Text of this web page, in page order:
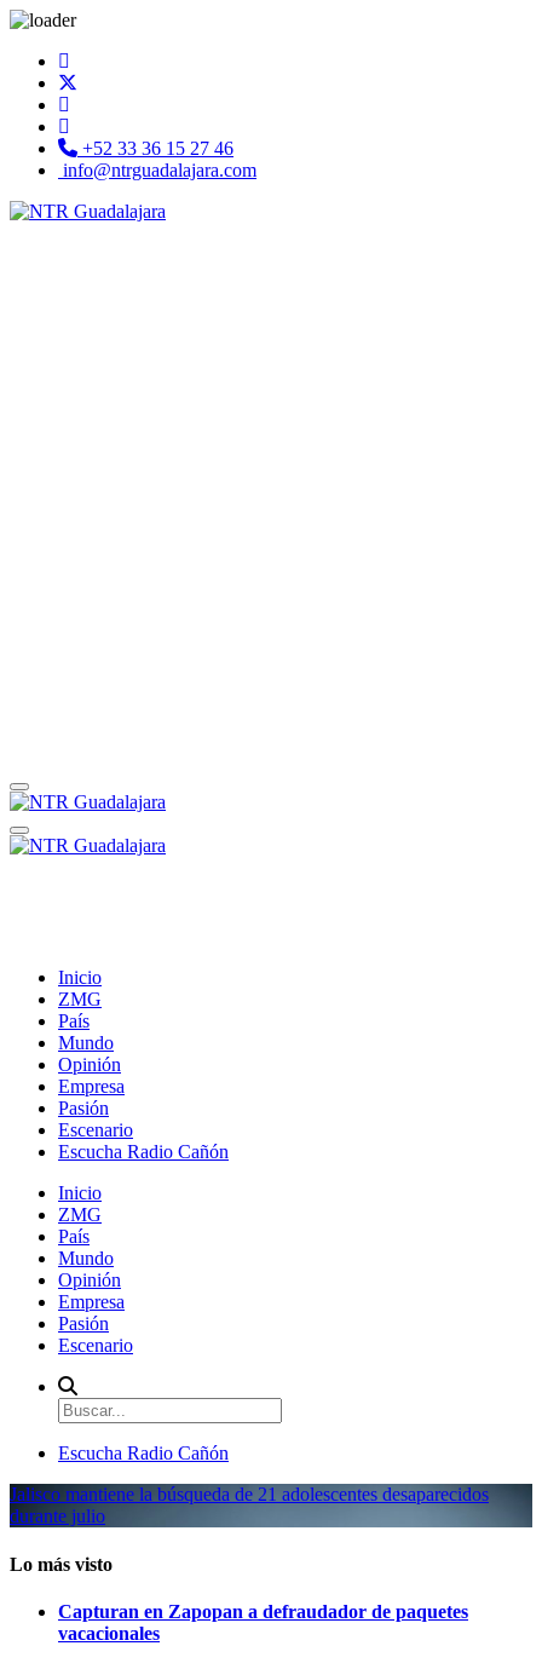
+52 33 36 15 27 46
info@ntrguadalajara.com
Inicio
ZMG
País
Mundo
Opinión
Empresa
Pasión
Escenario
Escucha Radio Cañón
Inicio
ZMG
País
Mundo
Opinión
Empresa
Pasión
Escenario
Escucha Radio Cañón
Jalisco mantiene la búsqueda de 21 adolescentes desaparecidos
durante julio
Lo más visto
Capturan en Zapopan a defraudador de paquetes
vacacionales